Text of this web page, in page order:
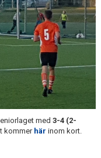
med 3-4 (2-
kommer här inom kort.